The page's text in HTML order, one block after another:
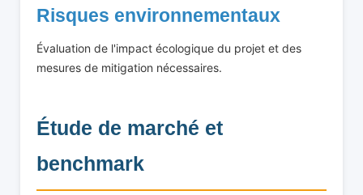
Risques environnementaux
Évaluation de l'impact écologique du projet et des
mesures de mitigation nécessaires.
Étude de marché et
benchmark